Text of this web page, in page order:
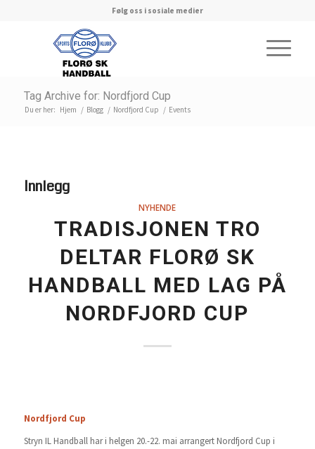
Følg oss i sosiale medier
Tag Archive for: Nordfjord Cup
Du er her: Hjem / Blogg / Nordfjord Cup / Events
Innlegg
NYHENDE
TRADISJONEN TRO
DELTAR FLORØ SK
HANDBALL MED LAG PÅ
NORDFJORD CUP
Nordfjord Cup
Stryn IL Handball har i helgen 20.-22. mai arrangert Nordfjord Cup i